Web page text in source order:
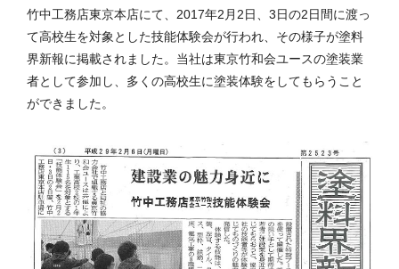
竹中工務店東京本店にて、2017年2月2日、3日の2日間に渡っ
て高校生を対象とした技能体験会が行われ、その様子が塗料
界新報に掲載されました。当社は東京竹和会ユースの塗装業
者として参加し、多くの高校生に塗装体験をしてもらうこと
ができました。